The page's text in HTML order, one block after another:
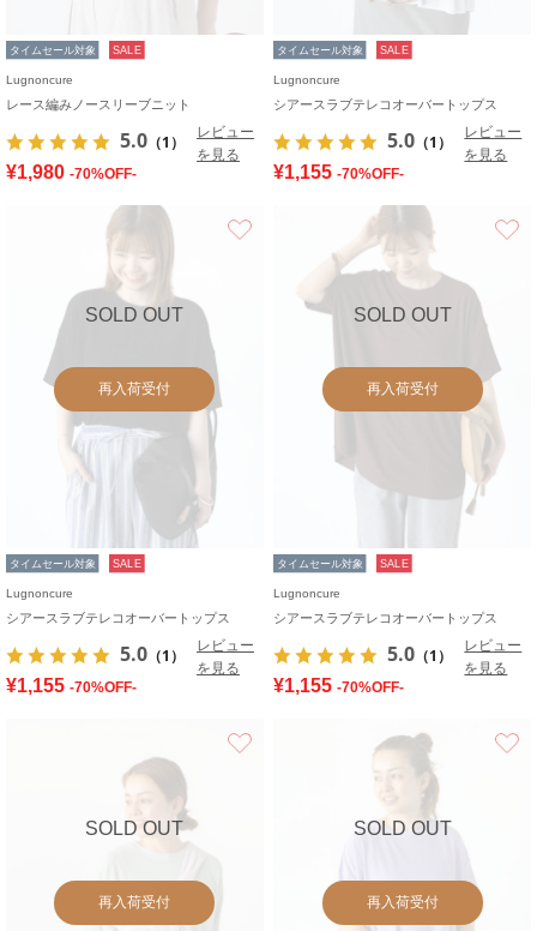
タイムセール対象 SALE
Lugnoncure
レース編みノースリーブニット
5.0 （1）
レビュー
を見る
¥1,980 -70%OFF-
タイムセール対象 SALE
Lugnoncure
シアースラブテレコオーバートップス
5.0 （1）
レビュー
を見る
¥1,155 -70%OFF-
SOLD OUT
再入荷受付
タイムセール対象 SALE
Lugnoncure
シアースラブテレコオーバートップス
5.0 （1）
レビュー
を見る
¥1,155 -70%OFF-
SOLD OUT
再入荷受付
タイムセール対象 SALE
Lugnoncure
シアースラブテレコオーバートップス
5.0 （1）
レビュー
を見る
¥1,155 -70%OFF-
SOLD OUT
再入荷受付
SOLD OUT
再入荷受付